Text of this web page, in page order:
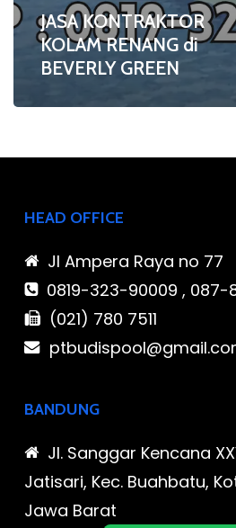
JASA KONTRAKTOR
KOLAM RENANG di
BEVERLY GREEN
HEAD OFFICE
Jl Ampera Raya no 77
0819-323-90009 , 087-
(021) 780 7511
BANDUNG
Jl. Sanggar Kencana
Jatisari, Kec. Buahbatu,
Jawa Barat